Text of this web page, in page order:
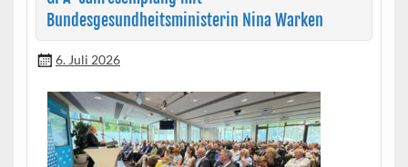
Bundesgesundheitsministerin Nina Warken
6. Juli 2026